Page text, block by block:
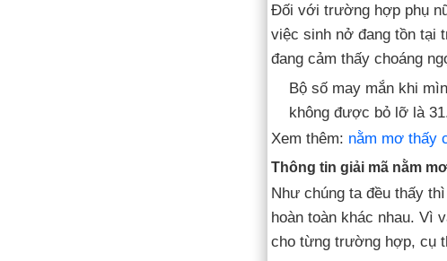
Đối với trường hợp phụ
việc sinh nở đang tồn tại
đang cảm thấy choáng
Bộ số may mắn khi
không được bỏ lỡ là
Xem thêm: nằm mơ thấy
Thông tin giải mã nằm
Như chúng ta đều thấy
hoàn toàn khác nhau. Vì
cho từng trường hợp, cụ